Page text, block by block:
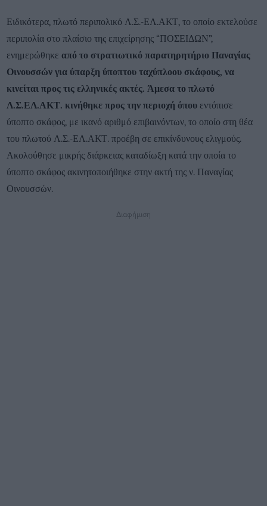
Ειδικότερα, πλωτό περιπολικό Λ.Σ.-ΕΛ.ΑΚΤ, το οποίο εκτελούσε
περιπολία στο πλαίσιο της επιχείρησης “ΠΟΣΕΙΔΩΝ”,
ενημερώθηκε από το στρατιωτικό παρατηρητήριο Παναγίας
Οινουσσών για ύπαρξη ύποπτου ταχύπλοου σκάφους, να
κινείται προς τις ελληνικές ακτές. Άμεσα το πλωτό
Λ.Σ.ΕΛ.ΑΚΤ. κινήθηκε προς την περιοχή όπου εντόπισε
ύποπτο σκάφος, με ικανό αριθμό επιβαινόντων, το οποίο στη θέα
του πλωτού Λ.Σ.-ΕΛ.ΑΚΤ. προέβη σε επικίνδυνους ελιγμούς.
Ακολούθησε μικρής διάρκειας καταδίωξη κατά την οποία το
ύποπτο σκάφος ακινητοποιήθηκε στην ακτή της ν. Παναγίας
Οινουσσών.
Διαφήμιση